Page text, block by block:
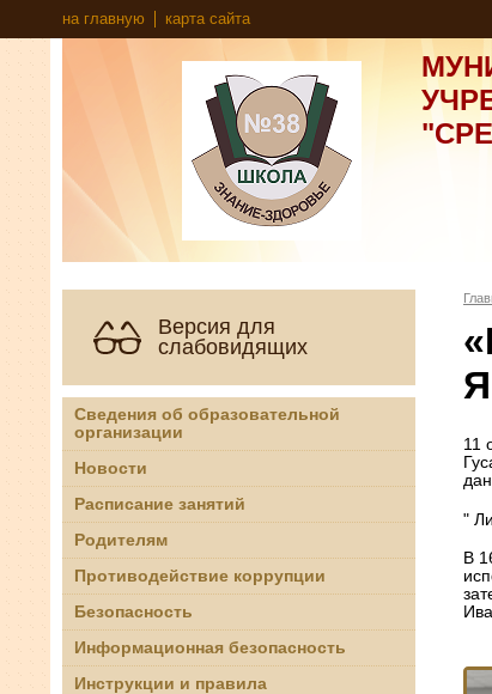
на главную карта сайта
Версия для
слабовидящих
Сведения об образовательной
организации
Новости
Расписание занятий
Родителям
Противодействие коррупции
Безопасность
Информационная безопасность
Инструкции и правила
11
"
В